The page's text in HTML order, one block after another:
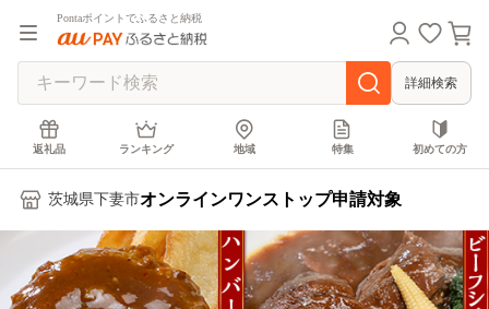
Pontaポイントでふるさと納税
詳細検索
返礼品 ランキング 地域 特集 初めての方
茨城県下妻市オンラインワンストップ申請対象